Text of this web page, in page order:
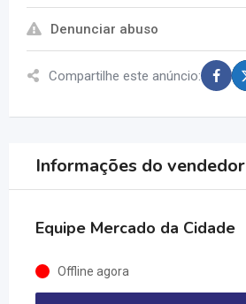
Denunciar abuso
Compartilhe este anúncio:
Informações do vendedor
Equipe Mercado da Cidade
Offline agora